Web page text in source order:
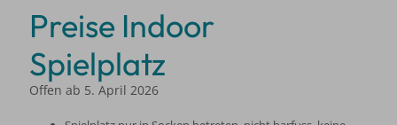
Preise Indoor
Spielplatz
Offen ab 5. April 2026